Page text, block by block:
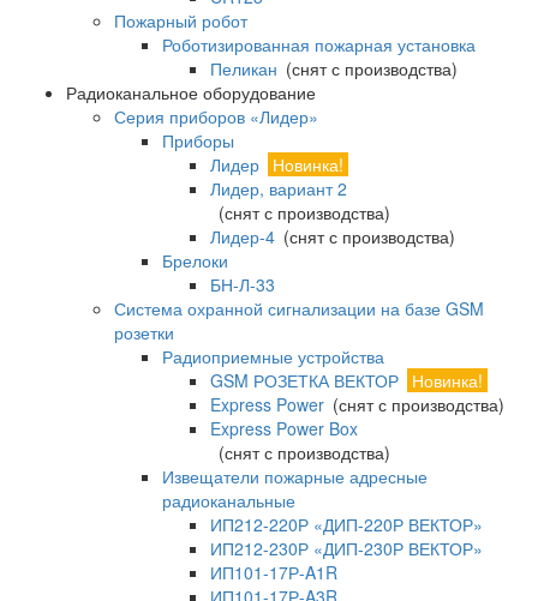
Пожарный робот
Роботизированная пожарная установка
Пеликан (снят с производства)
Радиоканальное оборудование
Серия приборов «Лидер»
Приборы
Лидер Новинка!
Лидер, вариант 2
(снят с производства)
Лидер-4 (снят с производства)
Брелоки
БН-Л-33
Система охранной сигнализации на базе GSM
розетки
Радиоприемные устройства
GSM РОЗЕТКА ВЕКТОР Новинка!
Express Power (снят с производства)
Express Power Box
(снят с производства)
Извещатели пожарные адресные
радиоканальные
ИП212-220Р «ДИП-220Р ВЕКТОР»
ИП212-230Р «ДИП-230Р ВЕКТОР»
ИП101-17Р-A1R
ИП101-17Р-A3R